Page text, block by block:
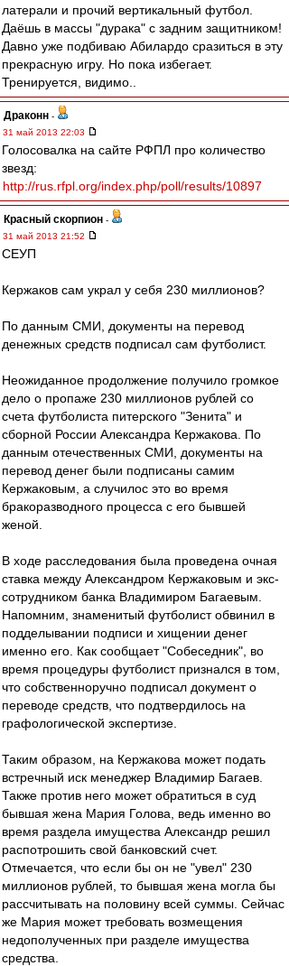
латерали и прочий вертикальный футбол.
Даёшь в массы "дурака" с задним защитником!
Давно уже подбиваю Абилардо сразиться в эту
прекрасную игру. Но пока избегает.
Тренируется, видимо..
Драконн -
31 май 2013 22:03
Голосовалка на сайте РФПЛ про количество
звезд:
http://rus.rfpl.org/index.php/poll/results/10897
Красный скорпион -
31 май 2013 21:52
СЕУП
Кержаков сам украл у себя 230 миллионов?
По данным СМИ, документы на перевод
денежных средств подписал сам футболист.
Неожиданное продолжение получило громкое
дело о пропаже 230 миллионов рублей со
счета футболиста питерского "Зенита" и
сборной России Александра Кержакова. По
данным отечественных СМИ, документы на
перевод денег были подписаны самим
Кержаковым, а случилос это во время
бракоразводного процесса с его бывшей
женой.
В ходе расследования была проведена очная
ставка между Александром Кержаковым и экс-
сотрудником банка Владимиром Багаевым.
Напомним, знаменитый футболист обвинил в
подделывании подписи и хищении денег
именно его. Как сообщает "Собеседник", во
время процедуры футболист признался в том,
что собственноручно подписал документ о
переводе средств, что подтвердилось на
графологической экспертизе.
Таким образом, на Кержакова может подать
встречный иск менеджер Владимир Багаев.
Также против него может обратиться в суд
бывшая жена Мария Голова, ведь именно во
время раздела имущества Александр решил
распотрошить свой банковский счет.
Отмечается, что если бы он не "увел" 230
миллионов рублей, то бывшая жена могла бы
рассчитывать на половину всей суммы. Сейчас
же Мария может требовать возмещения
недополученных при разделе имущества
средства.